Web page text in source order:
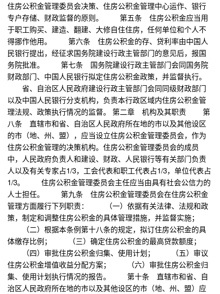
住房公积金管理委员会决策、住房公积金管理中心运作、银行
专户存储、财政监督的原则。 第五条 住房公积金应当用
于职工购买、建造、翻建、大修自住住房，任何单位和个人不
得挪作他用。 第六条 住房公积金的存、贷利率由中国人
民银行提出，经征求国务院建设行政主管部门的意见后，报国
务院批准。 第七条 国务院建设行政主管部门会同国务院
财政部门、中国人民银行拟定住房公积金政策，并监督执行。
省、自治区人民政府建设行政主管部门会同同级财政部门
以及中国人民银行分支机构，负责本行政区域内住房公积金管
理法规、政策执行情况的监督。 第二章 机构及其职责 第
八条 直辖市和省、自治区人民政府所在地的市以及其他设区
的市（地、州、盟），应当设立住房公积金管理委员会，作为
住房公积金管理的决策机构。住房公积金管理委员会的成员
中，人民政府负责人和建设、财政、人民银行等有关部门负责
人以及有关专家占1/3，工会代表和职工代表占1/3，单位代表占
1/3。 住房公积金管理委员会主任应当由具有社会公信力的
人士担任。 第九条 住房公积金管理委员会在住房公积金
管理方面履行下列职责： （一）依据有关法律、法规和政
策，制定和调整住房公积金的具体管理措施，并监督实施；
（二）根据本条例第十八条的规定，拟订住房公积金的具
体缴存比例； （三）确定住房公积金的最高贷款额度；
（四）审批住房公积金归集、使用计划； （五）审议
住房公积金增值收益分配方案； （六）审批住房公积金归
集、使用计划执行情况的报告。 第十条 直辖市和省、自
治区人民政府所在地的市以及其他设区的市（地、州、盟）应